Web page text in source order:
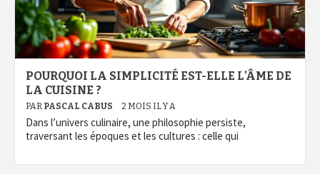
POURQUOI LA SIMPLICITÉ EST-ELLE L’ÂME DE
LA CUISINE ?
PAR PASCAL CABUS 2 MOIS IL Y A
Dans l’univers culinaire, une philosophie persiste,
traversant les époques et les cultures : celle qui